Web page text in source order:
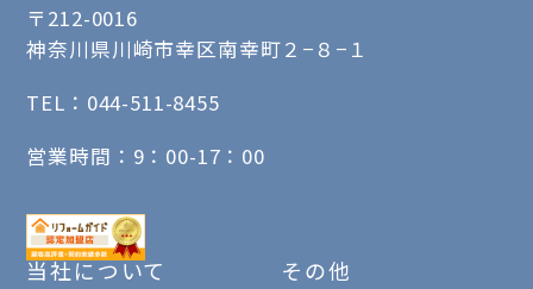
〒212-0016
神奈川県川崎市幸区南幸町２−８−１
TEL： 044-511-8455
営業時間：9：00-17：00
当社について その他